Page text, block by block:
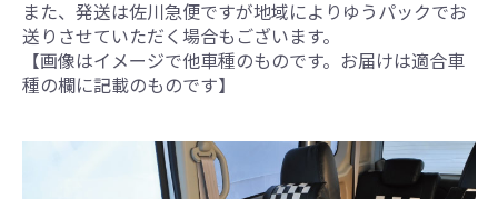
また、発送は佐川急便ですが地域によりゆうパックでお
送りさせていただく場合もございます。
【画像はイメージで他車種のものです。お届けは適合車
種の欄に記載のものです】